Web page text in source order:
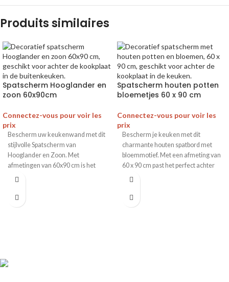
Produits similaires
Spatscherm Hooglander en
zoon 60x90cm
Connectez-vous pour voir les
prix
Bescherm uw keukenwand met dit
stijlvolle Spatscherm van
Hooglander en Zoon. Met
afmetingen van 60x90 cm is het
perfect voor uw keuken.
Spatscherm houten potten
bloemetjes 60 x 90 cm
Connectez-vous pour voir les
prix
Bescherm je keuken met dit
charmante houten spatbord met
bloemmotief. Met een afmeting van
60 x 90 cm past het perfect achter
fornuizen en kookplaten.